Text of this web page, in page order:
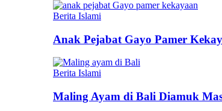
Berita Islami
Anak Pejabat Gayo Pamer
Berita Islami
Maling Ayam di Bali Diamuk